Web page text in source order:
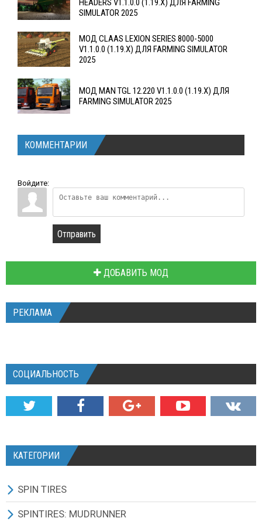
HEADERS V1.1.0.0 (1.19.X) ДЛЯ FARMING
SIMULATOR 2025
МОД CLAAS LEXION SERIES 8000-5000
V1.1.0.0 (1.19.X) ДЛЯ FARMING SIMULATOR
2025
МОД MAN TGL 12.220 V1.1.0.0 (1.19.X) ДЛЯ
FARMING SIMULATOR 2025
КОММЕНТАРИИ
Войдите:
Отправить
ДОБАВИТЬ МОД
РЕКЛАМА
СОЦИАЛЬНОСТЬ
КАТЕГОРИИ
SPIN TIRES
СКАЧАТЬ ИГРУ
SPINTIRES: MUDRUNNER